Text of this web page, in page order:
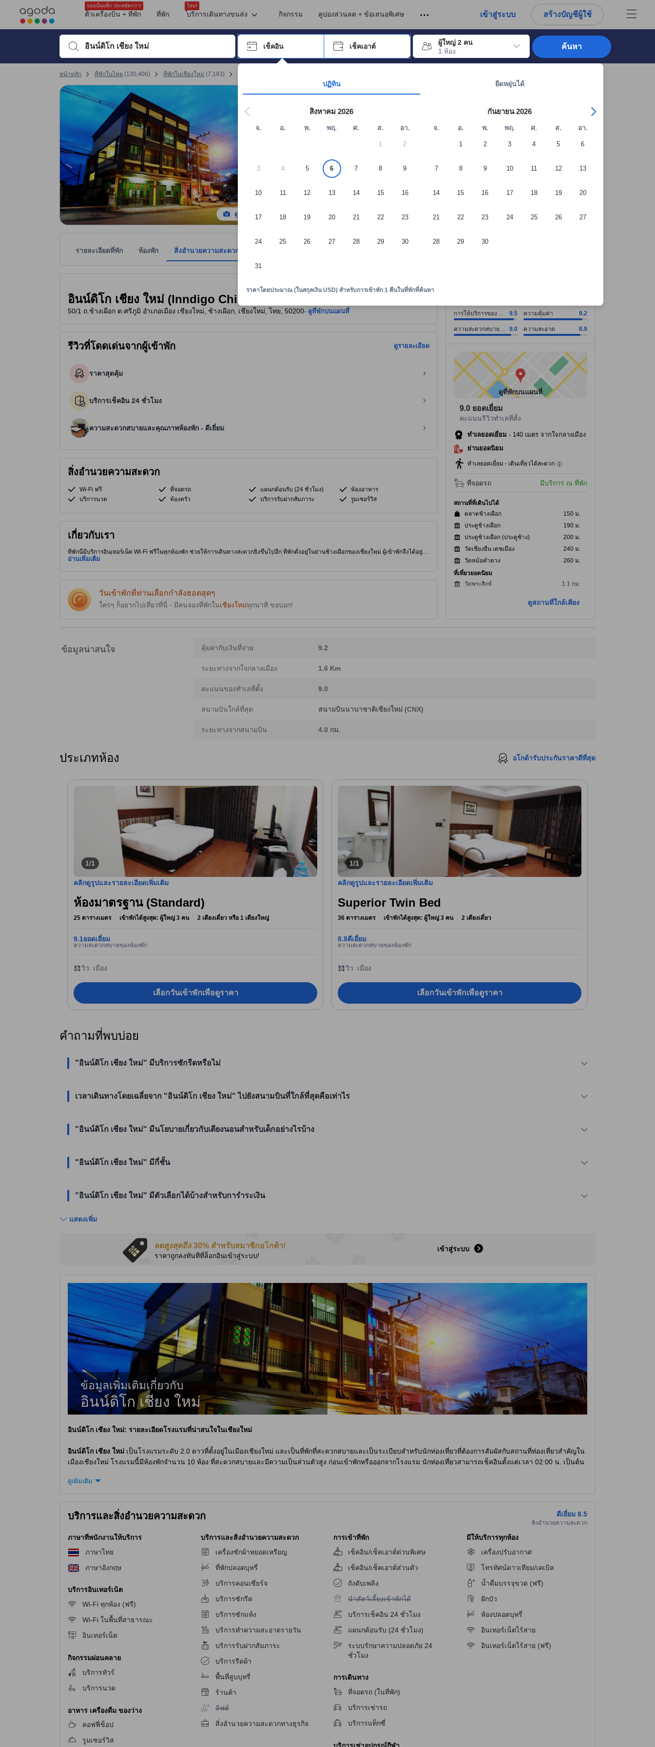
จองเป็นแพ็ก ประหยัดกว่า!
ตั๋วเครื่องบิน + ที่พัก ที่พัก
ใหม่!
บริการเดินทางขนส่ง กิจกรรม คูปองส่วนลด + ข้อเสนอพิเศษ เข้าสู่ระบบ สร้างบัญชีผู้ใช้
พิมพ์ชื่อที่พักหรือคำที่ต้องการค้นหา จากนั้นใช้ปุ่มลูกศรหรือปุ่ม Tab เพื่อเลื่อนหาคำที่ต้องการ แล้วกดปุ่ม Enter เพื่อเลือก
เช็คอิน เช็คเอาต์
ผู้ใหญ่ 2 คน
1 ห้อง
กด Enter เพื่อเลือกวันที่ ใช้ปุ่มลูกศรเพื่อเลือกวันเช็คอินและเช็คเอาต์ เมื่อไปถึงวันเช็คอินที่ต้องการ ให้กดปุ่ม Enter เพื่อเลือกวันเช็คอินดังกล่าว ทำซ้ำขั้นตอ
ปฏิทิน ยืดหยุ่นได้
สิงหาคม 2026
จ. อ. พ. พฤ. ศ. ส. อา.
1 2
3 4 5 6 7 8 9
10 11 12 13 14 15 16
17 18 19 20 21 22 23
24 25 26 27 28 29 30
31
กันยายน 2026
จ. อ. พ. พฤ. ศ. ส. อา.
1 2 3 4 5 6
7 8 9 10 11 12 13
14 15 16 17 18 19 20
21 22 23 24 25 26 27
28 29 30
ราคาโดยประมาณ (ในสกุลเงิน USD) สำหรับการเข้าพัก 1 คืนในที่พักที่ค้นหา
ค้นหา
หน้าหลัก ที่พักในไทย (130,406) ที่พักในเชียงใหม่ (7,193)
ดูรูปทั้งหมด
รายละเอียดที่พัก ห้องพัก สิ่งอำนวยความสะดวก
อินน์ดิโก เชียง ใหม่ (Inndigo Chiang Mai)
50/1 ถ.ช้างเผือก ต.ศรีภูมิ อำเภอเมือง เชียงใหม่, ช้างเผือก, เชียงใหม่, ไทย, 50200- ดูที่พักบนแผนที่
รีวิวที่โดดเด่นจากผู้เข้าพัก ดูรายละเอียด
ราคาสุดคุ้ม
บริการเช็คอิน 24 ชั่วโมง
ความสะดวกสบายและคุณภาพห้องพัก - ดีเยี่ยม
สิ่งอำนวยความสะดวก
Wi-Fi ฟรี ที่จอดรถ แผนกต้อนรับ (24 ชั่วโมง)
ห้องอาหาร
บริการนวด
ห้องครัว บริการรับฝากสัมภาระ รูมเซอร์วิส
เกี่ยวกับเรา
ที่พักนี้มีบริการอินเทอร์เน็ต Wi-Fi ฟรีในทุกห้องพัก ช่วยให้การเดินทางสะดวกยิ่งขึ้นไปอีก ที่พักตั้งอยู่ในย่านช้างเผือกของเชียงใหม่ ผู้เข้าพักจึงได้อยู่
ใกล้สถานที่ท่องเที่ยวน่าสนใจและร้านอาหารอร่อยๆ ทริปยังไม่จบถ้าไม่ได้แวะไปที่เที่ยวชื่อดังอย่าง วัดเจดีย์หลวง ด้วยอีกสักที่ ที่พักมีบริการนวด และ
อ่านเพิ่มเติม
วันเข้าพักที่ท่านเลือกกำลังฮอตสุดๆ
ใครๆ ก็อยากไปเที่ยวที่นี่ - มีคนจองที่พักในเชียงใหม่ทุกนาที ขอบอก!
การให้บริการของ
พนักงาน
9.5 ความคุ้มค่า 9.2
ความสะดวกสบาย
ของห้องพัก
9.0 ความสะอาด 8.9
ดูที่พักบนแผนที่
9.0 ยอดเยี่ยม
คะแนนรีวิวทำเลที่ตั้ง
ทำเลยอดเยี่ยม - 140 เมตร จากใจกลางเมือง
ย่านยอดนิยม
ทำเลยอดเยี่ยม - เดินเที่ยวได้สะดวก
ที่จอดรถ มีบริการ ณ ที่พัก
สถานที่ที่เดินไปได้
ตลาดช้างเผือก
150 ม.
ประตูช้างเผือก
190 ม.
ประตูช้างเผือก (ประตูช้าง)
200 ม.
วัดเชียงยืน เดชเมือง
240 ม.
วัดหม้อคำตวง
260 ม.
ที่เที่ยวยอดนิยม
วัดพระสิงห์
1.1 กม.
ดูสถานที่ใกล้เคียง
ข้อมูลน่าสนใจ คุ้มค่ากับเงินที่จ่าย 9.2
ระยะทางจากใจกลางเมือง 1.6 Km
คะแนนของทำเลที่ตั้ง 9.0
สนามบินใกล้ที่สุด สนามบินนานาชาติเชียงใหม่ (CNX)
ระยะทางจากสนามบิน 4.0 กม.
ประเภทห้อง อโกด้ารับประกันราคาดีที่สุด
1/1
คลิกดูรูปและรายละเอียดเพิ่มเติม
ห้องมาตรฐาน (Standard)
25 ตารางเมตร เข้าพักได้สูงสุด: ผู้ใหญ่ 3 คน 2 เตียงเดี่ยว หรือ 1 เตียงใหญ่
9.1ยอดเยี่ยม
ความสะดวกสบายของห้องพัก
วิว: เมือง
เลือกวันเข้าพักเพื่อดูราคา
1/1
คลิกดูรูปและรายละเอียดเพิ่มเติม
Superior Twin Bed
36 ตารางเมตร เข้าพักได้สูงสุด: ผู้ใหญ่ 3 คน 2 เตียงเดี่ยว
8.8ดีเยี่ยม
ความสะดวกสบายของห้องพัก
วิว: เมือง
เลือกวันเข้าพักเพื่อดูราคา
คำถามที่พบบ่อย
"อินน์ดิโก เชียง ใหม่" มีบริการซักรีดหรือไม่
เวลาเดินทางโดยเฉลี่ยจาก "อินน์ดิโก เชียง ใหม่" ไปยังสนามบินที่ใกล้ที่สุดคือเท่าไร
"อินน์ดิโก เชียง ใหม่" มีนโยบายเกี่ยวกับเตียงนอนสำหรับเด็กอย่างไรบ้าง
"อินน์ดิโก เชียง ใหม่" มีกี่ชั้น
"อินน์ดิโก เชียง ใหม่" มีตัวเลือกได้บ้างสำหรับการำระเงิน
แสดงเพิ่ม
ลดสูงสุดถึง 30% สำหรับสมาชิกอโกด้า!
ราคาถูกลงทันทีที่ล็อกอินเข้าสู่ระบบ!
เข้าสู่ระบบ
ข้อมูลเพิ่มเติมเกี่ยวกับ
อินน์ดิโก เชียง ใหม่
อินน์ดิโก เชียง ใหม่: รายละเอียดโรงแรมที่น่าสนใจในเชียงใหม่
อินน์ดิโก เชียง ใหม่ เป็นโรงแรมระดับ 2.0 ดาวที่ตั้งอยู่ในเมืองเชียงใหม่ และเป็นที่พักที่สะดวกสบายและเป็นระเบียบสำหรับนักท่องเที่ยวที่ต้องการสัมผัสกับสถานที่ท่องเที่ยวสำคัญใน
เมืองเชียงใหม่ โรงแรมนี้มีห้องพักจำนวน 10 ห้อง ที่สะดวกสบายและมีความเป็นส่วนตัวสูง ก่อนเข้าพักหรือออกจากโรงแรม นักท่องเที่ยวสามารถเช็คอินตั้งแต่เวลา 02:00 น. เป็นต้น
3 ถึง 11 ปี เนื่องจากเด็กสามารถพักผ่อนฟรีในโรงแรมนี้ได้ โดยไม่มีค่าใช้จ่ายเพิ่มเติม โดยรวมแล้ว
ห้องพักที่อินน์ดิโก เชียงใหม่มีให้เลือก
อินน์ดิโก เชียงใหม่ มีห้องพักสองประเภท ได้แก่ ห้องสตางค์ดาร์ดขนาด 25 ตารางเมตรที่มีเตียงเดี่ยวสองเตียงหรือเตียงคู่ และห้องซูเปอร์เรียวขนาด 36 ตารางเมตรที่มีเตียงเดี่ยวสอง
เตียง
สิ่งอำนวยความสะดวกที่น่าสนใจของ อินน์ดิโก เชียง ใหม่
อินน์ดิโก เชียง ใหม่
บริการพนักงานต้อนรับ
มีทุกสิ่งที่คุณต้องการ สิ่งอำนวยความสะดวกอื่นๆ ที่คุณสามารถเพลิดเพลินไปกับได้รวมถึง Wi-Fi ในพื้นที่สาธารณะ พื้นที่สูบบุหรี่ที่กำหนด
ไว้ ฟรี Wi-Fi ในทุกห้อง บริการซักผ้าแห้ง บริการเช็คอิน/เช็คเอาท์แบบด่วน การเก็บรักษากระเป๋าเดินทาง การทำความสะอาดรายวัน และโรงซักผ้า
สิ่งอำนวยความสะดวกในการเดินทางที่อินน์ดิโก เชียงใหม่
อินน์ดิโก เชียงใหม่ มีสิ่งอำนวยความสะดวกในการเดินทางที่หลากหลายเพื่อให้คุณสามารถเดินทางไปยังสถานที่ต่างๆได้อย่างสะดวกสบาย โรงแรมมีทัวร์ให้บริการเพื่อช่วยให้คุณ
สามารถสำรวจเชียงใหม่และสถานที่ท่องเที่ยวรอบๆได้อย่างง่ายดาย หากคุณมีรถส่วนตัว โรงแรมมีที่จอดรถสำหรับผู้เข้าพัก และยังมีบริการเช่ารถในกรณีที่คุณต้องการเดินทางด้วย
รถส่วนตัวเองอีกด้วย นอกจากนี้ โรงแรมยังมีบริการแท็กซี่ที่พร้อมให้บริการตลอดเวลา ทำให้คุณสามารถเดินทางไปยังสถานที่ต่างๆในเมืองได้อย่างสะดวกสบาย
อินน์ดิโก เชียง ใหม่
อินน์ดิโก เชียง ใหม่ มีสิ่งอำนวยความสะดวกที่ห้องพักให้บริการเพื่อให้คุณมีประสบการณ์การเข้าพักที่สะดวกสบายและเพลิดเพลินไปกับการเที่ยวเชียงใหม่ได้อย่างเต็มที่ ห้องพักที่
ดิโก เชียง ใหม่
มีระบบปรับอากาศเพื่อให้คุณรู้สึกสะดวกสบายตลอดเวลา คุณสามารถสัมผัสกับความเย็นและความสดชื่นของห้องได้ตลอดเวลา นอกจากนี้ ห้องพักยังมีโทรทัศน์สีให้
บริการเพื่อให้คุณสามารถรับชมรายการโทรทัศน์ที่คุณชื่นชอบได้ นอกจากนี้ยังมีมินิบาร์ที่มีเครื่องดื่มร้อนและเย็นเพื่อให้คุณสามารถสัมผัสกับความสะดวกสบายในห้องพักได้อย่างเต็ม
ดูเพิ่มเติม
บริการและสิ่งอำนวยความสะดวก ดีเยี่ยม 8.5
สิ่งอำนวยความสะดวก
ภาษาที่พนักงานให้บริการ
ภาษาไทย
ภาษาอังกฤษ
บริการอินเทอร์เน็ต
Wi-Fi ทุกห้อง (ฟรี)
Wi-Fi ในพื้นที่สาธารณะ
อินเทอร์เน็ต
กิจกรรมผ่อนคลาย
บริการทัวร์
บริการนวด
อาหาร เครื่องดื่ม ของว่าง
คอฟฟี่ช็อป
รูมเซอร์วิส
บริการและสิ่งอำนวยความสะดวก
เครื่องซักผ้าหยอดเหรียญ
ที่พักปลอดบุหรี่
บริการคอนเซียร์จ
บริการซักรีด
บริการซักแห้ง
บริการทำความสะอาดรายวัน
บริการรับฝากสัมภาระ
บริการรีดผ้า
พื้นที่สูบบุหรี่
ร้านค้า
ไม่มีบริการลิฟต์
ลิฟต์
สิ่งอำนวยความสะดวกทางธุรกิจ
การเข้าที่พัก
เช็คอิน/เช็คเอาต์ด่วนพิเศษ
เช็คอิน/เช็คเอาต์ส่วนตัว
ถังดับเพลิง
ไม่มีบริการนำสัตว์เลี้ยงเข้าพักได้
นำสัตว์เลี้ยงเข้าพักได้
บริการเช็คอิน 24 ชั่วโมง
แผนกต้อนรับ (24 ชั่วโมง)
ระบบรักษาความปลอดภัย 24
ชั่วโมง
การเดินทาง
ที่จอดรถ (ในที่พัก)
บริการเช่ารถ
บริการแท็กซี่
มีให้บริการทุกห้อง
เครื่องปรับอากาศ
โทรทัศน์ดาวเทียม/เคเบิล
น้ำดื่มบรรจุขวด (ฟรี)
ฝักบัว
ห้องปลอดบุหรี่
อินเทอร์เน็ตไร้สาย
อินเทอร์เน็ตไร้สาย (ฟรี)
รีวิวทั้งหมดของอโกด้ามาจากผู้เข้าพักจริง ซึ่งเขียนหลังจากการเดินทางไปเข้าพัก ดังนั้น คะแนนรีวิวและความคิดเห็นที่แสดงบนอโกด้า จึงมาจากประสบการณ์ตรงของผู้เข้าพักอย่างแท้จริง
ความสะอาด 8.9 เต็ม 10 คะแนน ถือว่าได้คะแนนสูงในเชียงใหม่
สิ่งอำนวยความสะดวก 8.5 เต็ม 10 คะแนน ถือว่าได้คะแนนสูงในเชียงใหม่
ทำเลที่ตั้ง 9 เต็ม 10 คะแนน ถือว่าได้คะแนนสูงในเชียงใหม่
ความสะดวกสบายและคุณภาพของห้องพัก 9 เต็ม 10 คะแนน ถือว่าได้คะแนนสูงในเชียงใหม่
การให้บริการของพนักงาน 9.5 เต็ม 10 คะแนน ถือว่าได้คะแนนสูงในเชียงใหม่
คุ้มค่ากับเงินที่จ่าย 9.2 เต็ม 10 คะแนน ถือว่าได้คะแนนสูงในเชียงใหม่